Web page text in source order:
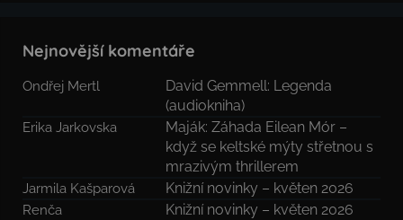
Nejnovější komentáře
Ondřej Mertl
David Gemmell: Legenda
(audiokniha)
Erika Jarkovska
Maják: Záhada Eilean Mór –
když se keltské mýty střetnou s
mrazivým thrillerem
Jarmila Kašparová Knižní novinky – květen 2026
Renča Knižní novinky – květen 2026